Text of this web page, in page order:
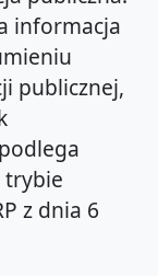
informacja
publicznej,
trybie
z dnia 6